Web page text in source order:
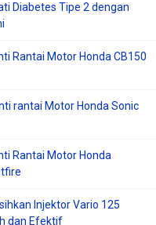
Diabetes Tipe 2 dengan
Rantai Motor Honda CB150
rantai Motor Honda Sonic
Rantai Motor Honda
Injektor Vario 125
dan Efektif